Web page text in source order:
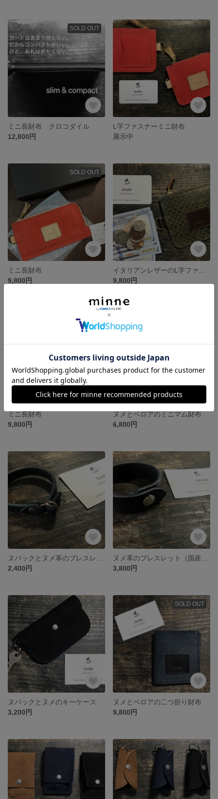
SOLD OUT
ミニ長財布 クロコダイル
12,800円
L字ファスナーミニ財布
展示中
SOLD OUT
ミニ長財布
9,800円
9,800円
ミニ長財布
9,800円
ヌメとベロアのミニマム財布
6,800円
2,400円
3,800円
ヌバックとヌメのキーケース
3,200円
SOLD OUT
ヌメとベロアの二つ折り財布
9,800円